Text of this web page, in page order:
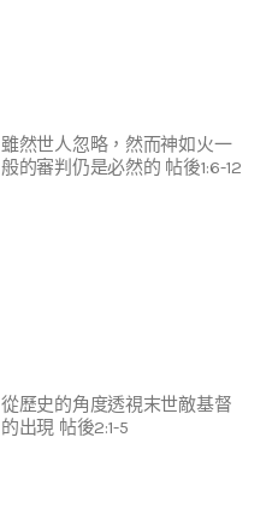
雖然世人忽略，然而神如火一
般的審判仍是必然的 帖後1:6-12
從歷史的角度透視末世敵基督
的出現 帖後2:1-5